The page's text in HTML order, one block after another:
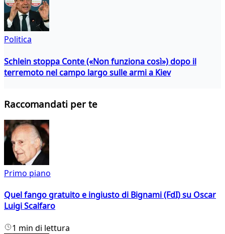
Politica
Schlein stoppa Conte («Non funziona così») dopo il
terremoto nel campo largo sulle armi a Kiev
Raccomandati per te
Primo piano
Quel fango gratuito e ingiusto di Bignami (FdI) su Oscar
Luigi Scalfaro
1 min di lettura